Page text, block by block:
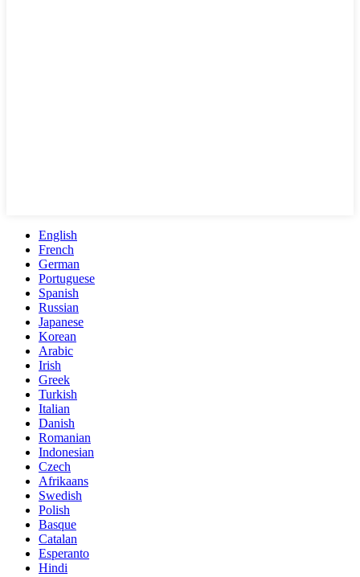
English
French
German
Portuguese
Spanish
Russian
Japanese
Korean
Arabic
Irish
Greek
Turkish
Italian
Danish
Romanian
Indonesian
Czech
Afrikaans
Swedish
Polish
Basque
Catalan
Esperanto
Hindi